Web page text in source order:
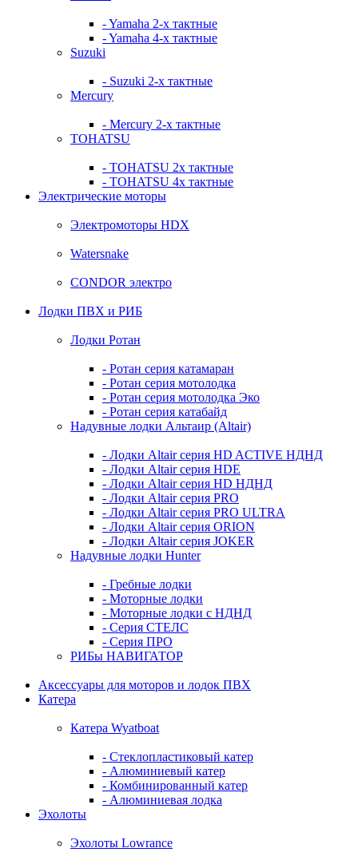
- Yamaha 2-х тактные
- Yamaha 4-х тактные
Suzuki
- Suzuki 2-х тактные
Mercury
- Mercury 2-х тактные
TOHATSU
- TOHATSU 2х тактные
- TOHATSU 4х тактные
Электрические моторы
Электромоторы HDX
Watersnake
CONDOR электро
Лодки ПВХ и РИБ
Лодки Ротан
- Ротан серия катамаран
- Ротан серия мотолодка
- Ротан серия мотолодка Эко
- Ротан серия катабайд
Надувные лодки Альтаир (Altair)
- Лодки Altair серия HD ACTIVE НДНД
- Лодки Altair серия HDE
- Лодки Altair серия HD НДНД
- Лодки Altair серия PRO
- Лодки Altair серия PRO ULTRA
- Лодки Altair серия ORION
- Лодки Altair серия JOKER
Надувные лодки Hunter
- Гребные лодки
- Моторные лодки
- Моторные лодки с НДНД
- Серия СТЕЛС
- Серия ПРО
РИБы НАВИГАТОР
Аксессуары для моторов и лодок ПВХ
Катера
Катера Wyatboat
- Cтеклопластиковый катер
- Алюминиевый катер
- Комбинированный катер
- Алюминиевая лодка
Эхолоты
Эхолоты Lowrance